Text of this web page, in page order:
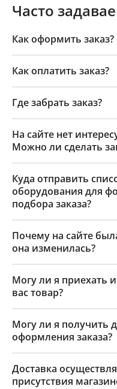
Часто
Как оформить заказ?
Как оплатить заказ?
Где забрать заказ?
На сайте нет
Можно ли сделать
Куда отправить
оборудования для
подбора заказа?
Почему на сайте
она изменилась?
Могу ли я приехать
вас товар?
Могу ли я получить
оформления заказа?
Доставка
присутствия